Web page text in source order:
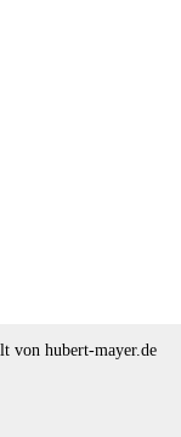
von hubert-mayer.de